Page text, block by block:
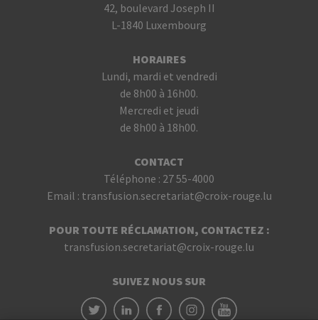
42, boulevard Joseph II
L-1840 Luxembourg
HORAIRES
Lundi, mardi et vendredi
de 8h00 à 16h00.
Mercredi et jeudi
de 8h00 à 18h00.
CONTACT
Téléphone : 27 55-4000
Email : transfusion.secretariat@croix-rouge.lu
POUR TOUTE RÉCLAMATION, CONTACTEZ :
transfusion.secretariat@croix-rouge.lu
SUIVEZ NOUS SUR